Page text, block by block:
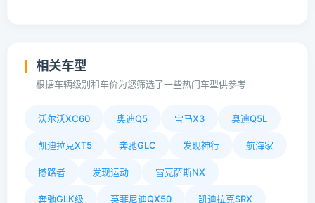
相关车型
根据车辆级别和车价为您筛选了一些热门车型供参考
沃尔沃XC60 奥迪Q5 宝马X3 奥迪Q5L
凯迪拉克XT5 奔驰GLC 发现神行 航海家
撼路者 发现运动 雷克萨斯NX
奔驰GLK级 英菲尼迪QX50 凯迪拉克SRX